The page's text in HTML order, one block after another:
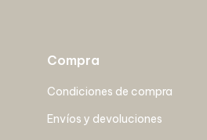
Compra
Condiciones de compra
Envíos y devoluciones